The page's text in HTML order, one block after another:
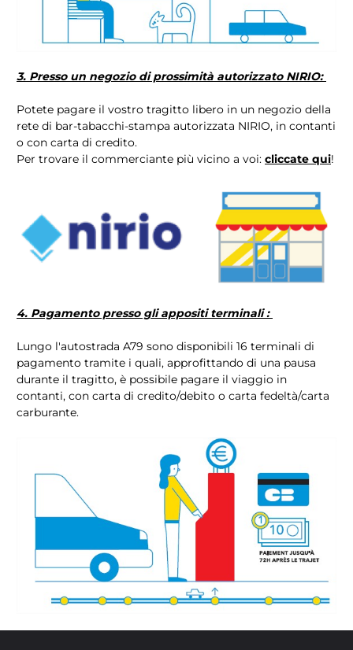
3. Presso un negozio di prossimità autorizzato NIRIO:
Potete pagare il vostro tragitto libero in un negozio della
rete di bar-tabacchi-stampa autorizzata NIRIO, in contanti
o con carta di credito.
Per trovare il commerciante più vicino a voi: cliccate qui!
4. Pagamento presso gli appositi terminali :
Lungo l'autostrada A79 sono disponibili 16 terminali di
pagamento tramite i quali, approfittando di una pausa
durante il tragitto, è possibile pagare il viaggio in
contanti, con carta di credito/debito o carta fedeltà/carta
carburante.